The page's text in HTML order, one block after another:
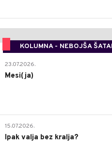
KOLUMNA - NEBOJŠA
23.07.2026.
Mesi(ja)
15.07.2026.
Ipak valja bez kralja?